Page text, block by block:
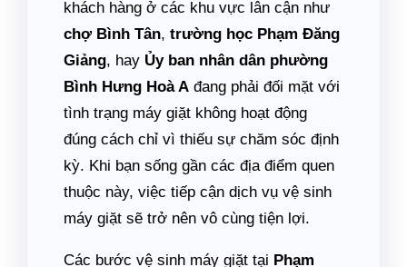
khách hàng ở các khu vực lân cận như
chợ Bình Tân, trường học Phạm Đăng
Giảng, hay Ủy ban nhân dân phường
Bình Hưng Hoà A đang phải đối mặt với
tình trạng máy giặt không hoạt động
đúng cách chỉ vì thiếu sự chăm sóc định
kỳ. Khi bạn sống gần các địa điểm quen
thuộc này, việc tiếp cận dịch vụ vệ sinh
máy giặt sẽ trở nên vô cùng tiện lợi.
Các bước vệ sinh máy giặt tại Phạm